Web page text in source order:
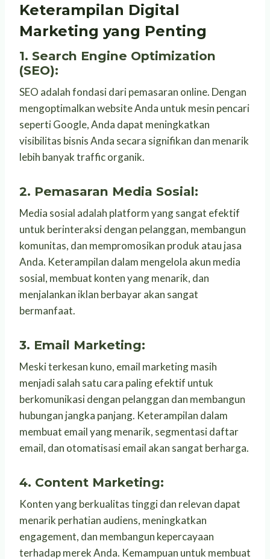
Keterampilan Digital
Marketing yang Penting
1. Search Engine Optimization
(SEO):
SEO adalah fondasi dari pemasaran online. Dengan
mengoptimalkan website Anda untuk mesin pencari
seperti Google, Anda dapat meningkatkan
visibilitas bisnis Anda secara signifikan dan menarik
lebih banyak traffic organik.
2. Pemasaran Media Sosial:
Media sosial adalah platform yang sangat efektif
untuk berinteraksi dengan pelanggan, membangun
komunitas, dan mempromosikan produk atau jasa
Anda. Keterampilan dalam mengelola akun media
sosial, membuat konten yang menarik, dan
menjalankan iklan berbayar akan sangat
bermanfaat.
3. Email Marketing:
Meski terkesan kuno, email marketing masih
menjadi salah satu cara paling efektif untuk
berkomunikasi dengan pelanggan dan membangun
hubungan jangka panjang. Keterampilan dalam
membuat email yang menarik, segmentasi daftar
email, dan otomatisasi email akan sangat berharga.
4. Content Marketing:
Konten yang berkualitas tinggi dan relevan dapat
menarik perhatian audiens, meningkatkan
engagement, dan membangun kepercayaan
terhadap merek Anda. Kemampuan untuk membuat